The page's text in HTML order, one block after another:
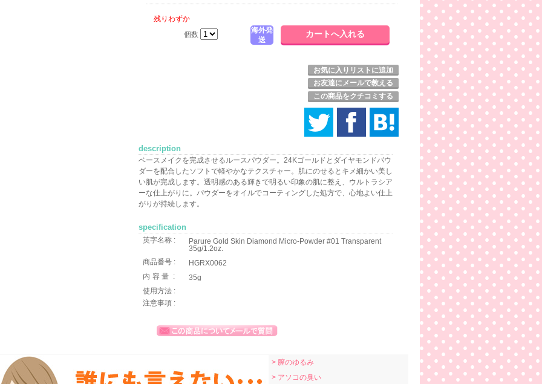
残りわずか
個数
海外発
送
お気に入りリストに追加
お友達にメールで教える
この商品をクチコミする
description
ベースメイクを完成させるルースパウダー。24Kゴールドとダイヤモンドパウ
ダーを配合したソフトで軽やかなテクスチャー。肌にのせるとキメ細かい美し
い肌が完成します。透明感のある輝きで明るい印象の肌に整え、ウルトラシア
ーな仕上がりに。パウダーをオイルでコーティングした処方で、心地よい仕上
がりが持続します。
specification
英字名称 :
Parure Gold Skin Diamond Micro-Powder #01 Transparent
35g/1.2oz.
商品番号 :
HGRX0062
内容量 :
35g
使用方法 :
注意事項 :
> 膣のゆるみ
> アソコの臭い